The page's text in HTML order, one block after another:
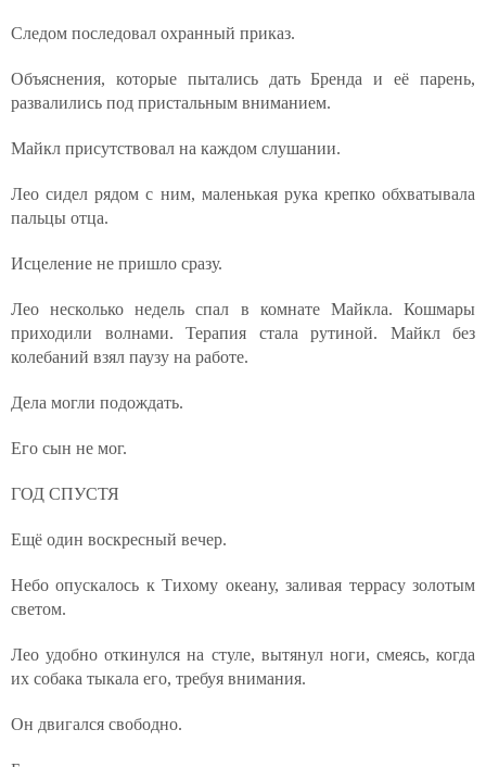
Следом последовал охранный приказ.
Объяснения, которые пытались дать Бренда и её парень,
развалились под пристальным вниманием.
Майкл присутствовал на каждом слушании.
Лео сидел рядом с ним, маленькая рука крепко обхватывала
пальцы отца.
Исцеление не пришло сразу.
Лео несколько недель спал в комнате Майкла. Кошмары
приходили волнами. Терапия стала рутиной. Майкл без
колебаний взял паузу на работе.
Дела могли подождать.
Его сын не мог.
ГОД СПУСТЯ
Ещё один воскресный вечер.
Небо опускалось к Тихому океану, заливая террасу золотым
светом.
Лео удобно откинулся на стуле, вытянул ноги, смеясь, когда
их собака тыкала его, требуя внимания.
Он двигался свободно.